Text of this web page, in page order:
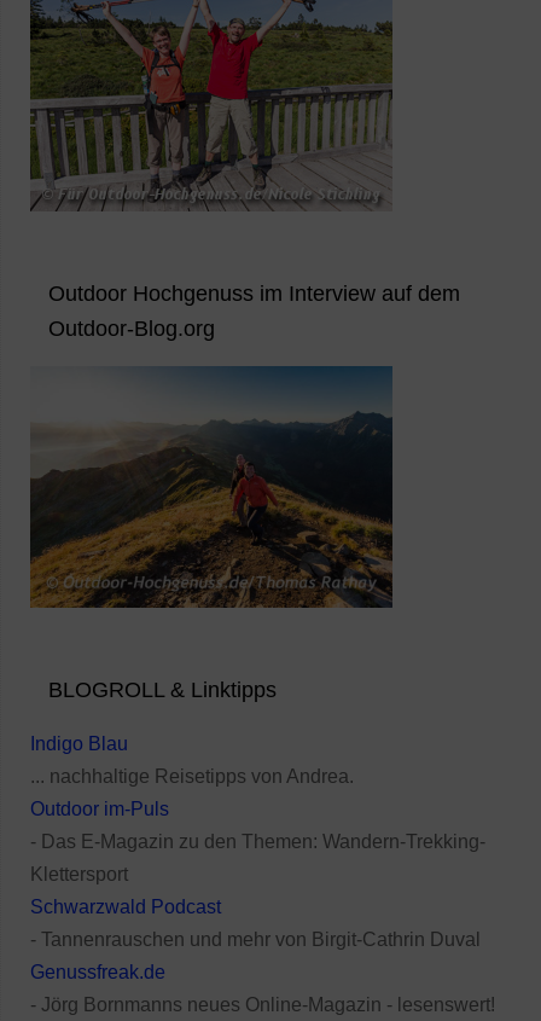
Outdoor Hochgenuss im Interview auf dem
Outdoor-Blog.org
BLOGROLL & Linktipps
Indigo Blau
... nachhaltige Reisetipps von Andrea.
Outdoor im-Puls
- Das E-Magazin zu den Themen: Wandern-Trekking-
Klettersport
Schwarzwald Podcast
- Tannenrauschen und mehr von Birgit-Cathrin Duval
Genussfreak.de
- Jörg Bornmanns neues Online-Magazin - lesenswert!